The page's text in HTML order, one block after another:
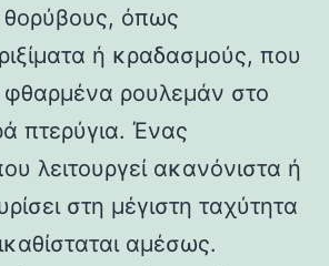
θορύβους, όπως
ή κραδασμούς, που
ρουλεμάν στο
πτερύγια. Ένας
λειτουργεί ακανόνιστα ή
στη μέγιστη ταχύτητα
αμέσως.